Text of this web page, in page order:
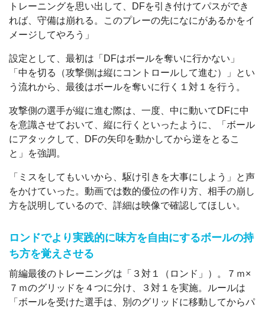
トレーニングを思い出して、DFを引き付けてパスができ
れば、守備は崩れる。このプレーの先になにがあるかをイ
メージしてやろう」
設定として、最初は「DFはボールを奪いに行かない」
「中を切る（攻撃側は縦にコントロールして進む）」とい
う流れから、最後はボールを奪いに行く１対１を行う。
攻撃側の選手が縦に進む際は、一度、中に動いてDFに中
を意識させておいて、縦に行くといったように、「ボール
にアタックして、DFの矢印を動かしてから逆をとるこ
と」を強調。
「ミスをしてもいいから、駆け引きを大事にしよう」と声
をかけていった。動画では数的優位の作り方、相手の崩し
方を説明しているので、詳細は映像で確認してほしい。
ロンドでより実践的に味方を自由にするボールの持
ち方を覚えさせる
前編最後のトレーニングは「３対１（ロンド」）。７ｍ×
７ｍのグリッドを４つに分け、３対１を実施。ルールは
「ボールを受けた選手は、別のグリッドに移動してからパ